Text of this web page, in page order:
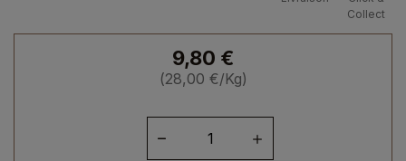
Collect
9,80 €
(28,00 €/Kg)